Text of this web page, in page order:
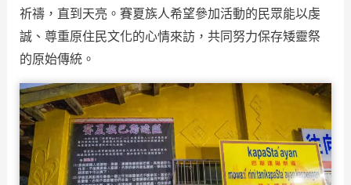
祈禱，直到天亮。賽夏族人希望參加活動的民眾能以虔
誠、尊重原住民文化的心情來訪，共同努力保存矮靈祭
的原始傳統。